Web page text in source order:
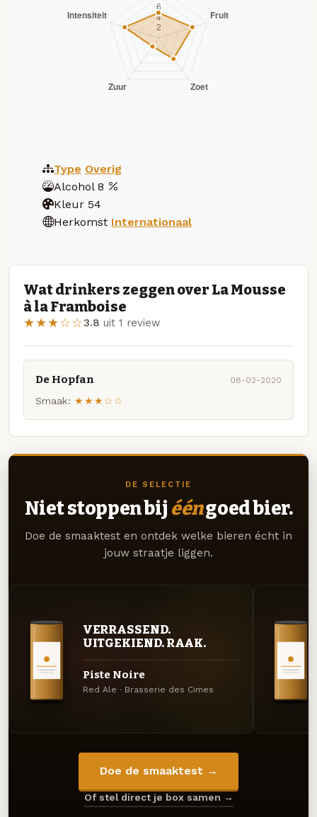
Type Overig
Alcohol 8
Kleur 54
Herkomst Internationaal
Wat drinkers zeggen over La Mousse
à la Framboise
★★★☆☆3.8 uit 1 review
De Hopfan 08-02-2020
Smaak: ★★★☆☆
DE SELECTIE
Niet stoppen bij ééngoed bier.
Doe de smaaktest en ontdek welke bieren écht in
jouw straatje liggen.
VERRASSEND.
UITGEKIEND. RAAK.
Piste Noire
Red Ale · Brasserie des Cimes
Doe de smaaktest →
Of stel direct je box samen →